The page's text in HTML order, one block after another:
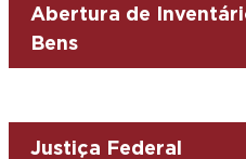
Abertura de
Bens
Justiça Federal